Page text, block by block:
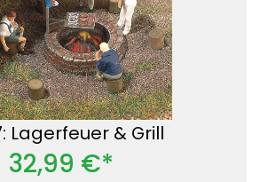
Lagerfeuer & Grill
32,99 €*